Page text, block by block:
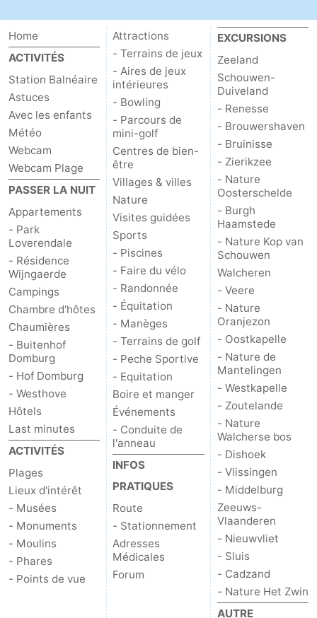
Home
ACTIVITÉS
Station Balnéaire
Astuces
Avec les enfants
Météo
Webcam
Webcam Plage
PASSER LA NUIT
Appartements
- Park
Loverendale
- Résidence
Wijngaerde
Campings
Chambre d'hôtes
Chaumières
- Buitenhof
Domburg
- Hof Domburg
- Westhove
Hôtels
Last minutes
ACTIVITÉS
Plages
Lieux d'intérêt
- Musées
- Monuments
- Moulins
- Phares
- Points de vue
Attractions
- Terrains de jeux
- Aires de jeux
intérieures
- Bowling
- Parcours de
mini-golf
Centres de bien-
être
Villages & villes
Nature
Visites guidées
Sports
- Piscines
- Faire du vélo
- Randonnée
- Équitation
- Manèges
- Terrains de golf
- Peche Sportive
- Equitation
Boire et manger
Événements
- Conduite de
l'anneau
INFOS
PRATIQUES
Route
- Stationnement
Adresses
Médicales
Forum
EXCURSIONS
Zeeland
Schouwen-
Duiveland
- Renesse
- Brouwershaven
- Bruinisse
- Zierikzee
- Nature
Oosterschelde
- Burgh
Haamstede
- Nature Kop van
Schouwen
Walcheren
- Veere
- Nature
Oranjezon
- Oostkapelle
- Nature de
Mantelingen
- Westkapelle
- Zoutelande
- Nature
Walcherse bos
- Dishoek
- Vlissingen
- Middelburg
Zeeuws-
Vlaanderen
- Nieuwvliet
- Sluis
- Cadzand
- Nature Het Zwin
AUTRE